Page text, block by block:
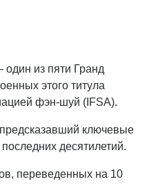
из пяти Гранд
этого титула
фэн-шуй (IFSA).
ключевые
десятилетий.
переведенных на 10